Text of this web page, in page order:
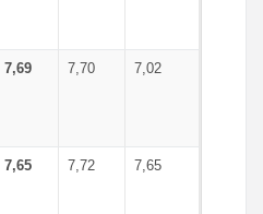
7,69 7,70 7,02
7,65 7,72 7,65